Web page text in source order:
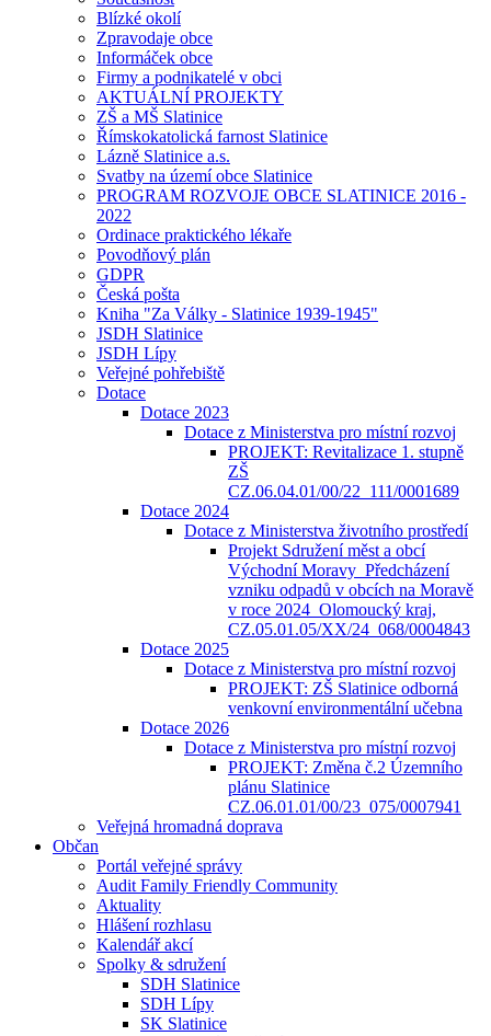
Blízké okolí
Zpravodaje obce
Informáček obce
Firmy a podnikatelé v obci
AKTUÁLNÍ PROJEKTY
ZŠ a MŠ Slatinice
Římskokatolická farnost Slatinice
Lázně Slatinice a.s.
Svatby na území obce Slatinice
PROGRAM ROZVOJE OBCE SLATINICE 2016 -
2022
Ordinace praktického lékaře
Povodňový plán
GDPR
Česká pošta
Kniha "Za Války - Slatinice 1939-1945"
JSDH Slatinice
JSDH Lípy
Veřejné pohřebiště
Dotace
Dotace 2023
Dotace z Ministerstva pro místní rozvoj
PROJEKT: Revitalizace 1. stupně
ZŠ
CZ.06.04.01/00/22_111/0001689
Dotace 2024
Dotace z Ministerstva životního prostředí
Projekt Sdružení měst a obcí
Východní Moravy_Předcházení
vzniku odpadů v obcích na Moravě
v roce 2024_Olomoucký kraj,
CZ.05.01.05/XX/24_068/0004843
Dotace 2025
Dotace z Ministerstva pro místní rozvoj
PROJEKT: ZŠ Slatinice odborná
venkovní environmentální učebna
Dotace 2026
Dotace z Ministerstva pro místní rozvoj
PROJEKT: Změna č.2 Územního
plánu Slatinice
CZ.06.01.01/00/23_075/0007941
Veřejná hromadná doprava
Občan
Portál veřejné správy
Audit Family Friendly Community
Aktuality
Hlášení rozhlasu
Kalendář akcí
Spolky & sdružení
SDH Slatinice
SDH Lípy
SK Slatinice